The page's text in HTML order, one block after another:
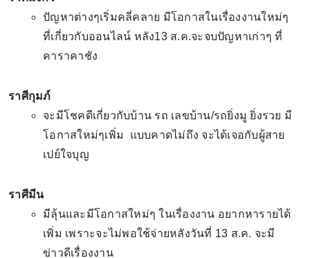
ปัญหาต่างๆเริ่มคลี่คลาย มีโอกาสในเรื่องงานใหม่ๆ
ที่เกี่ยวกับออนไลน์ หลัง13 ส.ค.จะจบปัญหาเก่าๆ ที่
คาราคาชัง
ราศีกุมภ์
จะมีโชคดีเกี่ยวกับบ้าน รถ เลขบ้าน/รถยิ่งมู ยิ่งรวย มี
โอกาสใหม่ๆเพิ่ม แบบคาดไม่ถึง จะได้เจอกับผู้สาย
เปย์ใจบุญ
ราศีมีน
มีลุ้นและมีโอกาสใหม่ๆ ในเรื่องงาน อยากหารายได้
เพิ่ม เพราะจะไม่พอใช้จ่ายหลังวันที่ 13 ส.ค. จะมี
ข่าวดีเรื่องงาน